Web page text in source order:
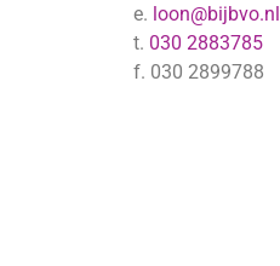
e. loon@bijbvo.nl
t. 030 2883785
f. 030 2899788